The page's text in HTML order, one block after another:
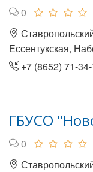
0
Ессентукская,
+7 (8652) 71-
ГБУСО
0